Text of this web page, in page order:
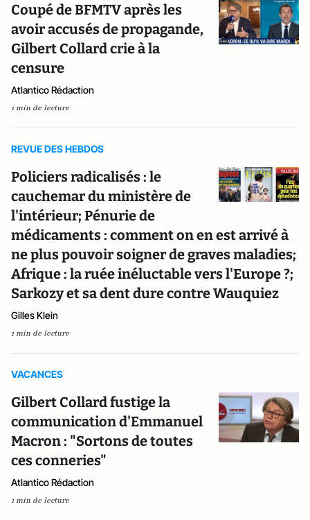
Coupé de BFMTV après les
avoir accusés de propagande,
Gilbert Collard crie à la
censure
Atlantico Rédaction
1 min de lecture
REVUE DES HEBDOS
Policiers radicalisés : le
cauchemar du ministère de
l'intérieur; Pénurie de
médicaments : comment on en est arrivé à
ne plus pouvoir soigner de graves maladies;
Afrique : la ruée inéluctable vers l'Europe ?;
Sarkozy et sa dent dure contre Wauquiez
Gilles Klein
1 min de lecture
VACANCES
Gilbert Collard fustige la
communication d'Emmanuel
Macron : "Sortons de toutes
ces conneries"
Atlantico Rédaction
1 min de lecture